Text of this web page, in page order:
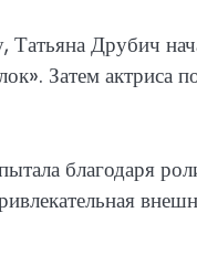
Друбич
Затем актриса
благодаря